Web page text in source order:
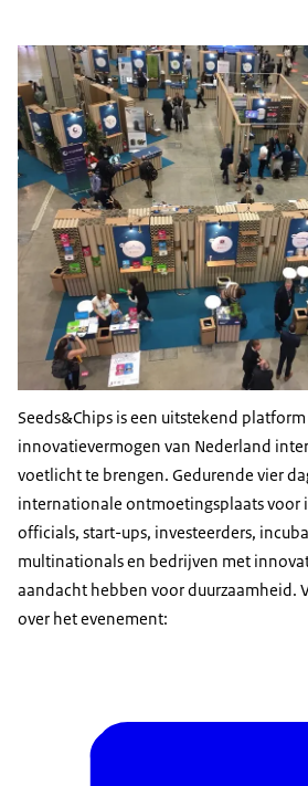
Seeds&Chips is een uitstekend
innovatievermogen van Nederland
voetlicht te brengen. Gedurende vier
internationale ontmoetingsplaats voor
officials, start-ups, investeerders,
multinationals en bedrijven met
aandacht hebben voor duurzaamheid.
over het evenement: